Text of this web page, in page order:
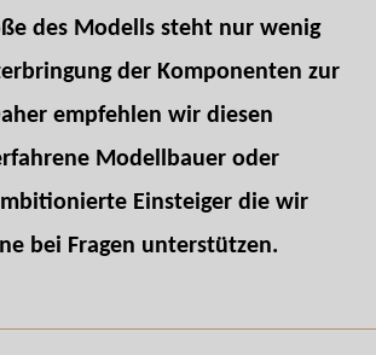
des Modells steht nur wenig
der Komponenten zur
empfehlen wir diesen
Modellbauer oder
Einsteiger die wir
bei Fragen unterstützen.